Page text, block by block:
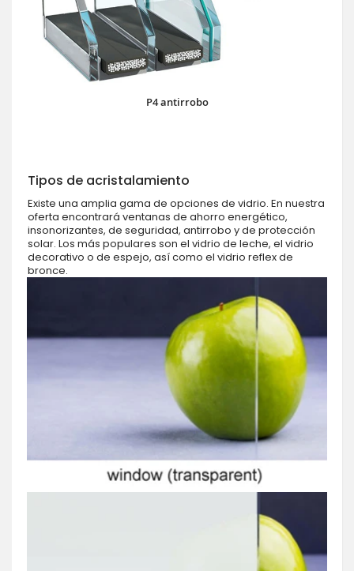
P4 antirrobo
Tipos de acristalamiento
Existe una amplia gama de opciones de vidrio. En nuestra
oferta encontrará ventanas de ahorro energético,
insonorizantes, de seguridad, antirrobo y de protección
solar. Los más populares son el vidrio de leche, el vidrio
decorativo o de espejo, así como el vidrio reflex de
bronce.